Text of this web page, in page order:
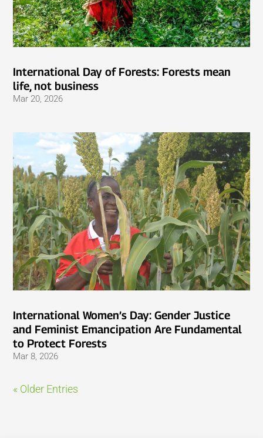
International Day of Forests: Forests mean
life, not business
Mar 20, 2026
International Women’s Day: Gender Justice
and Feminist Emancipation Are Fundamental
to Protect Forests
Mar 8, 2026
« Older Entries